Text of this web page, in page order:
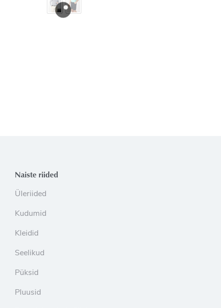
Naiste riided
Üleriided
Kudumid
Kleidid
Seelikud
Püksid
Pluusid